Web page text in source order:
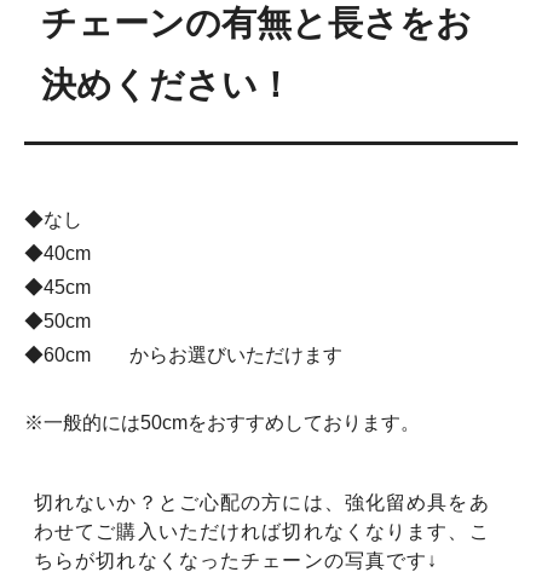
チェーンの有無と長さをお
決めください！
◆なし
◆40cm
◆45cm
◆50cm
◆60cm からお選びいただけます
※一般的には50cmをおすすめしております。
切れないか？とご心配の方には、強化留め具をあ
わせてご購入いただければ切れなくなります、こ
ちらが切れなくなったチェーンの写真です↓